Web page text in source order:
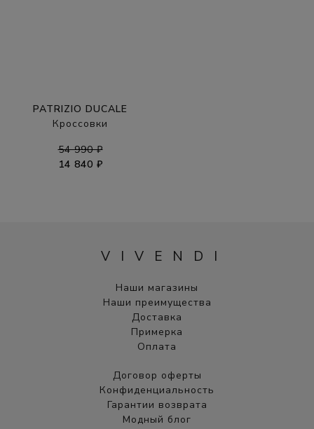
PATRIZIO DUCALE
Кроссовки
54 990 ₽
14 840 ₽
VIVENDI
Наши магазины
Наши преимущества
Доставка
Примерка
Оплата
Договор оферты
Конфиденциальность
Гарантии возврата
Модный блог